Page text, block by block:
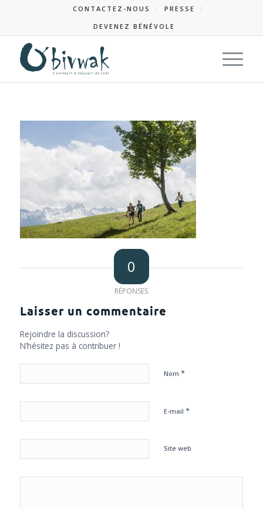
CONTACTEZ-NOUS
PRESSE
DEVENEZ BÉNÉVOLE
0
RÉPONSES
Laisser un commentaire
Rejoindre la discussion?
N’hésitez pas à contribuer !
Nom *
E-mail *
Site web